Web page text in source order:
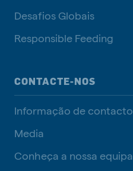
Desafios Globais
Responsible Feeding
CONTACTE-NOS
Informação de contacto
Media
Conheça a nossa equipa